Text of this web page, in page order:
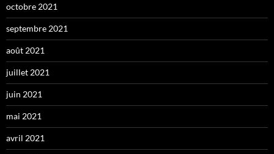
octobre 2021
septembre 2021
août 2021
juillet 2021
juin 2021
mai 2021
avril 2021